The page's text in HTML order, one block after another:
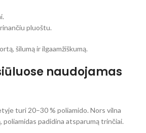
pluoštu.
šilumą ir ilgaamžiškumą.
naudojamas
turi 20–30 % poliamido. Nors vilna
poliamidas padidina atsparumą trinčiai.